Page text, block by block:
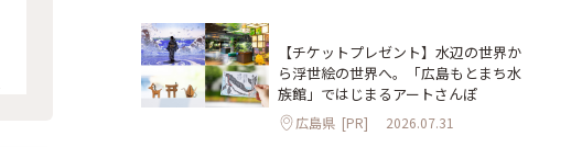
【チケットプレゼント】水辺の世界か
ら浮世絵の世界へ。「広島もとまち水
族館」ではじまるアートさんぽ
広島県 [PR] 2026.07.31